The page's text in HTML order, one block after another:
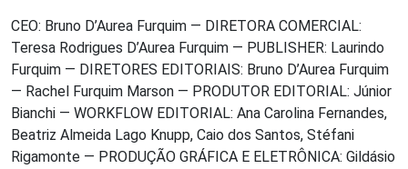
CEO: Bruno D’Aurea Furquim — DIRETORA COMERCIAL:
Teresa Rodrigues D’Aurea Furquim — PUBLISHER: Laurindo
Furquim — DIRETORES EDITORIAIS: Bruno D’Aurea Furquim
— Rachel Furquim Marson — PRODUTOR EDITORIAL: Júnior
Bianchi — WORKFLOW EDITORIAL: Ana Carolina Fernandes,
Beatriz Almeida Lago Knupp, Caio dos Santos, Stéfani
Rigamonte — PRODUÇÃO GRÁFICA E ELETRÔNICA: Gildásio